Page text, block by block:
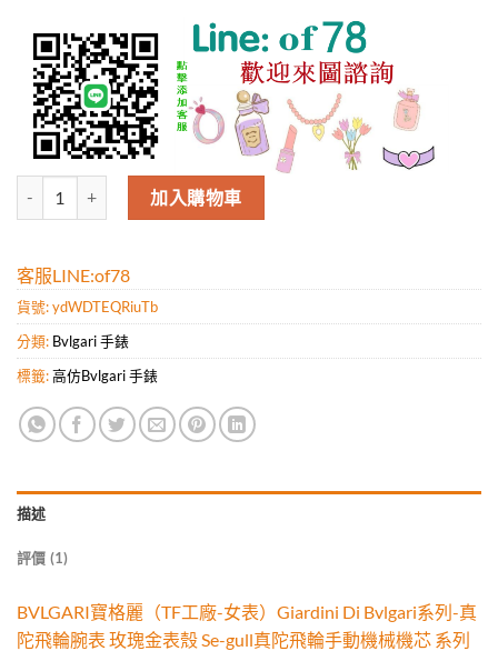
BVLGARI寶格麗（TF工廠-女表）Giardini Di Bvlgari系列-真陀飛輪
加入購物車
客服LINE:of78
貨號:ydWDTEQRiuTb
分類: Bvlgari 手錶
標籤:高仿Bvlgari 手錶
描述
評價 (1)
BVLGARI寶格麗（TF工廠-女表）Giardini Di Bvlgari系列-真
陀飛輪腕表 玫瑰金表殼 Se-gull真陀飛輪手動機械機芯 系列